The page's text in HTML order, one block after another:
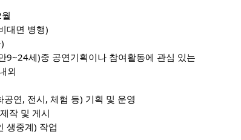
대면 병행)
9~24세)중 공연기획이나 참여활동에 관심 있는
내외
공연, 전시, 체험 등) 기획 및 운영
제작 및 게시
생중계) 작업